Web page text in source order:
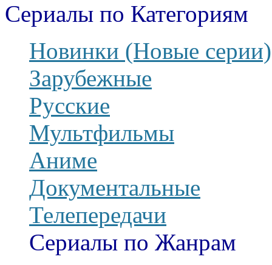
Сериалы по Категориям
Новинки (Новые серии)
Зарубежные
Русские
Мультфильмы
Аниме
Документальные
Телепередачи
Сериалы по Жанрам